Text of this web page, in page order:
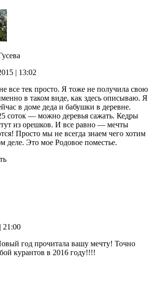
| 13:02
все тек просто. Я тоже не получила свою
в таком виде, как здесь описываю. Я
в доме деда и бабушки в деревне.
соток — можно деревья сажать. Кедры
из орешков. И все равно — мечты
Просто мы не всегда знаем чего хотим
деле. Это мое Родовое поместье.
| 21:00
год прочитала вашу мечту! Точно
курантов в 2016 году!!!!